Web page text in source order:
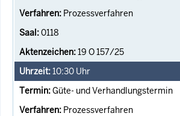
Prozessverfahren
0118
19 O 157/25
10:30 Uhr
Güte- und Verhandlungstermin
Prozessverfahren